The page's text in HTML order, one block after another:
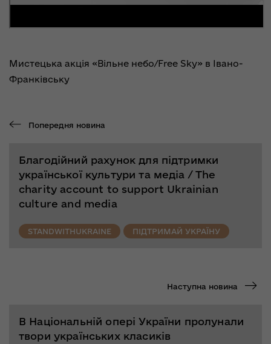
Мистецька акція «Вільне небо/Free Sky» в Івано-
Франківську
Попередня новина
Благодійний рахунок для підтримки
української культури та медіа / The
charity account to support Ukrainian
culture and media
STANDWITHUKRAINE ПІДТРИМАЙ УКРАЇНУ
Наступна новина
В Національній опері України пролунали
твори українських класиків